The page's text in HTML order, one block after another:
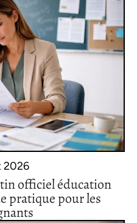
2026
officiel éducation
pratique pour les